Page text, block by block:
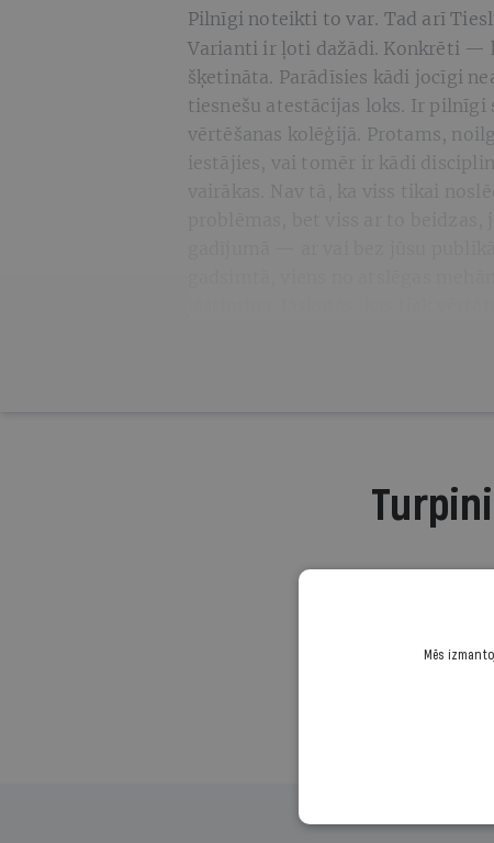
Pilnīgi noteikti to var. Tad arī
Varianti ir ļoti dažādi. Konkrēti —
šķetināta. Parādīsies kādi jocīgi
tiesnešu atestācijas loks. Ir
vērtēšanas kolēģijā. Protams,
iestājies, vai tomēr ir kādi
Mēs